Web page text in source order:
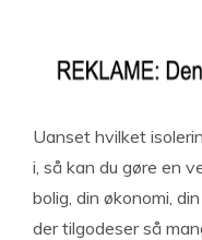
Uanset hvilket
i, så kan du gøre en
bolig, din økonomi,
der tilgodeser så